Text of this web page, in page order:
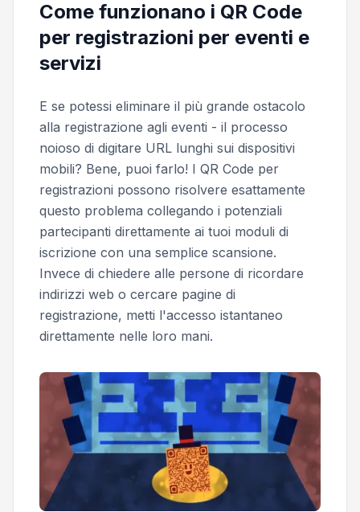
Come funzionano i QR Code
per registrazioni per eventi e
servizi
E se potessi eliminare il più grande ostacolo
alla registrazione agli eventi - il processo
noioso di digitare URL lunghi sui dispositivi
mobili? Bene, puoi farlo! I QR Code per
registrazioni possono risolvere esattamente
questo problema collegando i potenziali
partecipanti direttamente ai tuoi moduli di
iscrizione con una semplice scansione.
Invece di chiedere alle persone di ricordare
indirizzi web o cercare pagine di
registrazione, metti l'accesso istantaneo
direttamente nelle loro mani.